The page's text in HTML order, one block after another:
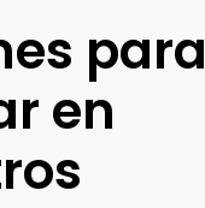
para
en